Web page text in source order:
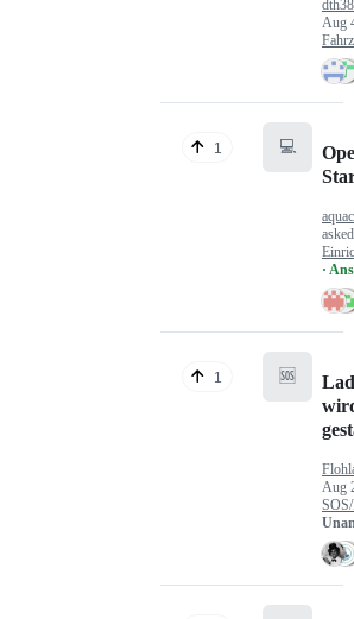
Aug
1 💻
·
1 🆘
Aug